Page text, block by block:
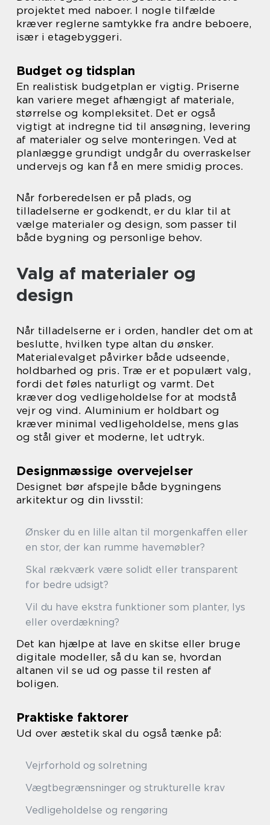
projektet med naboer. I nogle tilfælde
kræver reglerne samtykke fra andre beboere,
især i etagebyggeri.
Budget og tidsplan
En realistisk budgetplan er vigtig. Priserne
kan variere meget afhængigt af materiale,
størrelse og kompleksitet. Det er også
vigtigt at indregne tid til ansøgning, levering
af materialer og selve monteringen. Ved at
planlægge grundigt undgår du overraskelser
undervejs og kan få en mere smidig proces.
Når forberedelsen er på plads, og
tilladelserne er godkendt, er du klar til at
vælge materialer og design, som passer til
både bygning og personlige behov.
Valg af materialer og
design
Når tilladelserne er i orden, handler det om at
beslutte, hvilken type altan du ønsker.
Materialevalget påvirker både udseende,
holdbarhed og pris. Træ er et populært valg,
fordi det føles naturligt og varmt. Det
kræver dog vedligeholdelse for at modstå
vejr og vind. Aluminium er holdbart og
kræver minimal vedligeholdelse, mens glas
og stål giver et moderne, let udtryk.
Designmæssige overvejelser
Designet bør afspejle både bygningens
arkitektur og din livsstil:
Ønsker du en lille altan til morgenkaffen eller
en stor, der kan rumme havemøbler?
Skal rækværk være solidt eller transparent
for bedre udsigt?
Vil du have ekstra funktioner som planter, lys
eller overdækning?
Det kan hjælpe at lave en skitse eller bruge
digitale modeller, så du kan se, hvordan
altanen vil se ud og passe til resten af
boligen.
Praktiske faktorer
Ud over æstetik skal du også tænke på:
Vejrforhold og solretning
Vægtbegrænsninger og strukturelle krav
Vedligeholdelse og rengøring